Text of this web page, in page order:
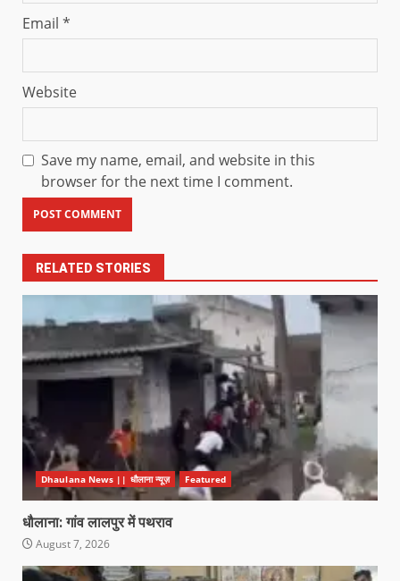
Email *
Website
Save my name, email, and website in this
browser for the next time I comment.
RELATED STORIES
Dhaulana News || धौलाना न्यूज़ Featured
धौलाना: गांव लालपुर में पथराव
August 7, 2026